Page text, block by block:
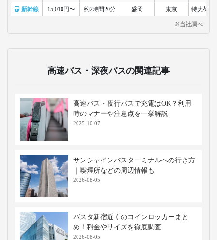
新幹線 15,010円〜 約2時間20分 盛岡 東京 特大荷物
※当社調べ
高速バス・深夜バスの関連記事
高速バス・夜行バスで充電はOK？利用
時のマナーや注意点を一挙解説
2025-10-07
サンシャインバスターミナルへの行き方
｜喫煙所などの周辺情報も
2026-08-05
バスタ新宿近くのコインロッカーまと
め！料金やサイズを徹底調査
2026-08-05